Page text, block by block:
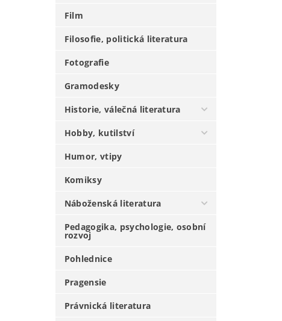
Film
Filosofie, politická literatura
Fotografie
Gramodesky
Historie, válečná literatura
Hobby, kutilství
Humor, vtipy
Komiksy
Náboženská literatura
Pedagogika, psychologie, osobní
rozvoj
Pohlednice
Pragensie
Právnická literatura